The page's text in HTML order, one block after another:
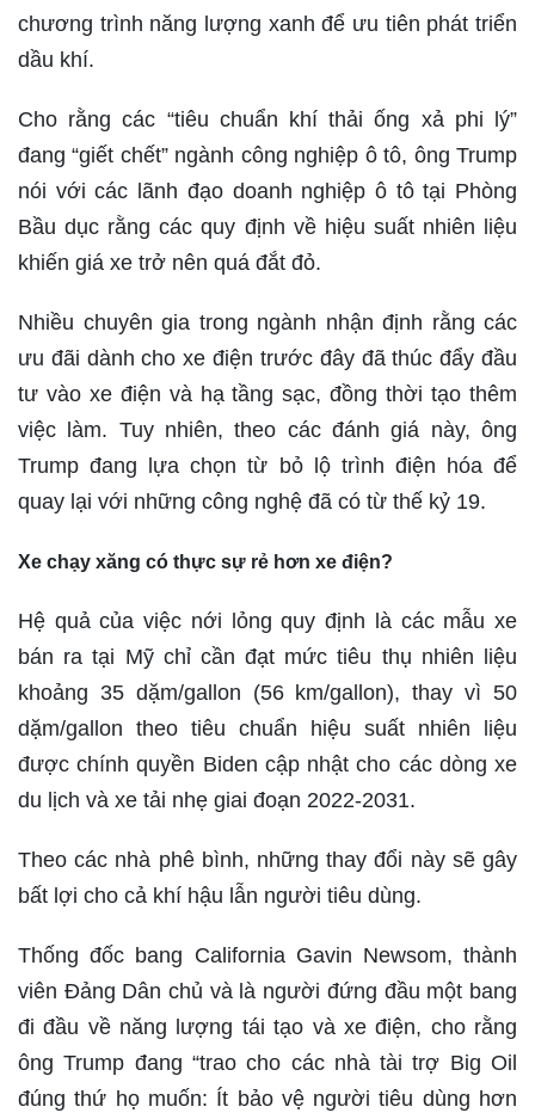
chương trình năng lượng xanh để ưu tiên phát triển
dầu khí.
Cho rằng các “tiêu chuẩn khí thải ống xả phi lý”
đang “giết chết” ngành công nghiệp ô tô, ông Trump
nói với các lãnh đạo doanh nghiệp ô tô tại Phòng
Bầu dục rằng các quy định về hiệu suất nhiên liệu
khiến giá xe trở nên quá đắt đỏ.
Nhiều chuyên gia trong ngành nhận định rằng các
ưu đãi dành cho xe điện trước đây đã thúc đẩy đầu
tư vào xe điện và hạ tầng sạc, đồng thời tạo thêm
việc làm. Tuy nhiên, theo các đánh giá này, ông
Trump đang lựa chọn từ bỏ lộ trình điện hóa để
quay lại với những công nghệ đã có từ thế kỷ 19.
Xe chạy xăng có thực sự rẻ hơn xe điện?
Hệ quả của việc nới lỏng quy định là các mẫu xe
bán ra tại Mỹ chỉ cần đạt mức tiêu thụ nhiên liệu
khoảng 35 dặm/gallon (56 km/gallon), thay vì 50
dặm/gallon theo tiêu chuẩn hiệu suất nhiên liệu
được chính quyền Biden cập nhật cho các dòng xe
du lịch và xe tải nhẹ giai đoạn 2022-2031.
Theo các nhà phê bình, những thay đổi này sẽ gây
bất lợi cho cả khí hậu lẫn người tiêu dùng.
Thống đốc bang California Gavin Newsom, thành
viên Đảng Dân chủ và là người đứng đầu một bang
đi đầu về năng lượng tái tạo và xe điện, cho rằng
ông Trump đang “trao cho các nhà tài trợ Big Oil
đúng thứ họ muốn: Ít bảo vệ người tiêu dùng hơn